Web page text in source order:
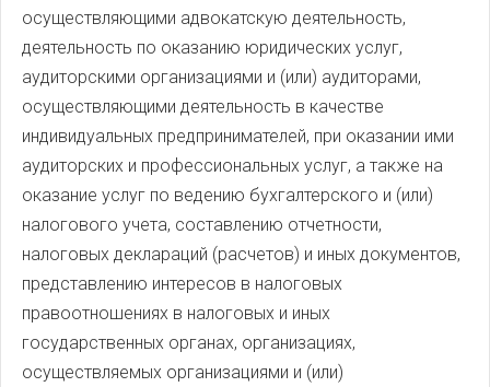
осуществляющими адвокатскую деятельность,
деятельность по оказанию юридических услуг,
аудиторскими организациями и (или) аудиторами,
осуществляющими деятельность в качестве
индивидуальных предпринимателей, при оказании ими
аудиторских и профессиональных услуг, а также на
оказание услуг по ведению бухгалтерского и (или)
налогового учета, составлению отчетности,
налоговых деклараций (расчетов) и иных документов,
представлению интересов в налоговых
правоотношениях в налоговых и иных
государственных органах, организациях,
осуществляемых организациями и (или)